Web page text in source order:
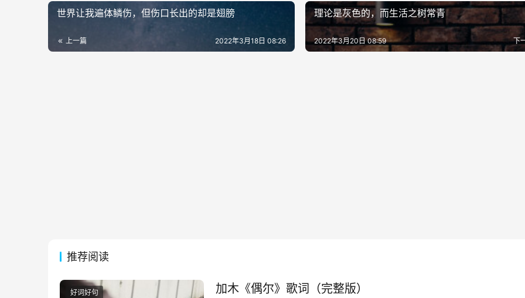
世界让我遍体鳞伤，但伤口长出的却是翅膀
上一篇 2022年3月18日 08:26
理论是灰色的，而生活之树常青
下
2022年3月20日 08:59
推荐阅读
好词好句 加木《偶尔》歌词（完整版）